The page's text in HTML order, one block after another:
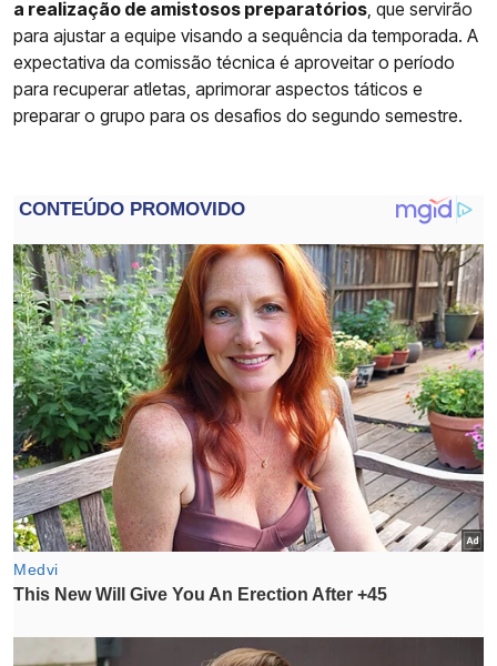
a realização de amistosos preparatórios , que servirão
para ajustar a equipe visando a sequência da temporada. A
expectativa da comissão técnica é aproveitar o período
para recuperar atletas, aprimorar aspectos táticos e
preparar o grupo para os desafios do segundo semestre.